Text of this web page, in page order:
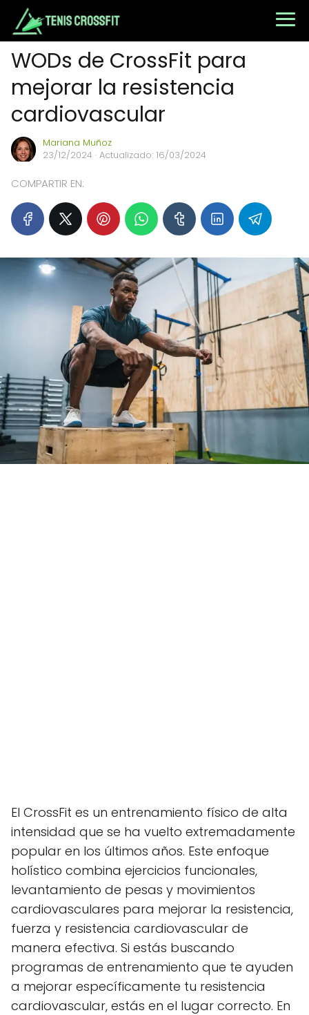
WODs de CrossFit para
mejorar la resistencia
cardiovascular
Mariana Muñoz
23/12/2024 · Actualizado: 16/03/2024
COMPARTIR EN:
El CrossFit es un entrenamiento físico de alta
intensidad que se ha vuelto extremadamente
popular en los últimos años. Este enfoque
holístico combina ejercicios funcionales,
levantamiento de pesas y movimientos
cardiovasculares para mejorar la resistencia,
fuerza y resistencia cardiovascular de
manera efectiva. Si estás buscando
programas de entrenamiento que te ayuden
a mejorar específicamente tu resistencia
cardiovascular, estás en el lugar correcto. En